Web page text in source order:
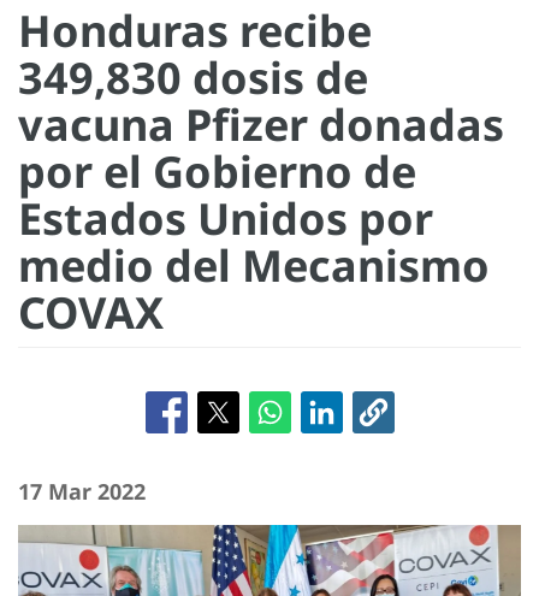
Honduras recibe
349,830 dosis de
vacuna Pfizer donadas
por el Gobierno de
Estados Unidos por
medio del Mecanismo
COVAX
17 Mar 2022